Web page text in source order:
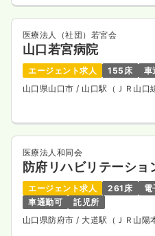
医療法人（社団）若宮会
山口若宮病院
エージェント求人 155床
車
山口県山口市 / 山口駅（ＪＲ山口
医療法人和同会
防府リハビリテーショ
エージェント求人 261床
電
車通勤可
託児所
山口県防府市/ 大道駅（ＪＲ山陽